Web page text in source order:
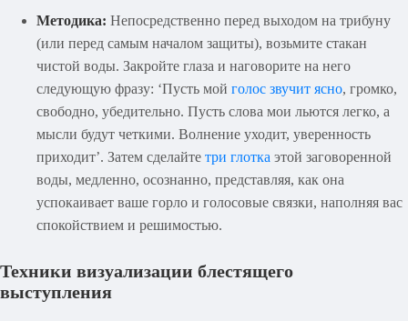
Методика: Непосредственно перед выходом на трибуну
(или перед самым началом защиты), возьмите стакан
чистой воды. Закройте глаза и наговорите на него
следующую фразу: ‘Пусть мой голос звучит ясно, громко,
свободно, убедительно. Пусть слова мои льются легко, а
мысли будут четкими. Волнение уходит, уверенность
приходит’. Затем сделайте три глотка этой заговоренной
воды, медленно, осознанно, представляя, как она
успокаивает ваше горло и голосовые связки, наполняя вас
спокойствием и решимостью.
Техники визуализации блестящего
выступления